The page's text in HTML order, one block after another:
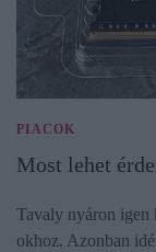
PIACOK
Most lehet
Tavaly nyáron igen
okhoz. Azonban